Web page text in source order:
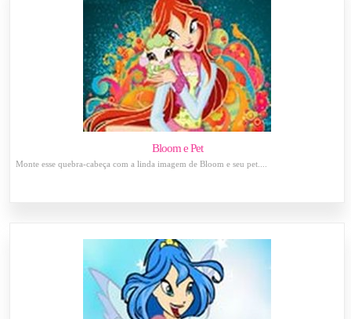
Bloom e Pet
Monte esse quebra-cabeça com a linda imagem de Bloom e seu pet....